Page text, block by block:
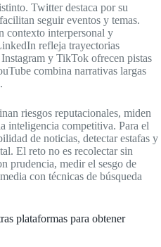
Twitter destaca por su
seguir eventos y temas.
contexto interpersonal y
refleja trayectorias
y TikTok ofrecen pistas
combina narrativas largas
riesgos reputacionales, miden
inteligencia competitiva. Para el
de noticias, detectar estafas y
El reto no es recolectar sin
prudencia, medir el sesgo de
con técnicas de búsqueda
plataformas para obtener